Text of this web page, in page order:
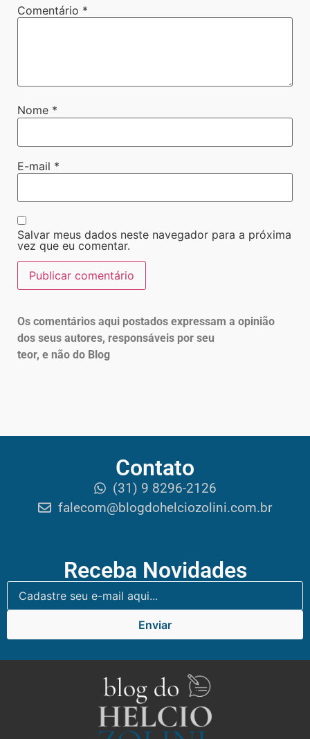
Comentário *
Nome *
E-mail *
Salvar meus dados neste navegador para a próxima
vez que eu comentar.
Os comentários aqui postados expressam a opinião
dos seus autores, responsáveis por seu
teor, e não do Blog
Contato
(31) 9 8296-2126
falecom@blogdohelciozolini.com.br
Receba Novidades
Enviar